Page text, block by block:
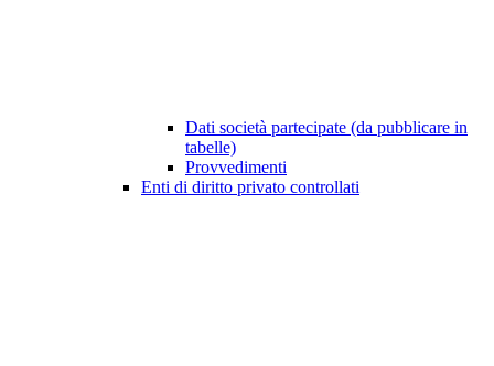
Dati società partecipate (da pubblicare in
tabelle)
Provvedimenti
Enti di diritto privato controllati